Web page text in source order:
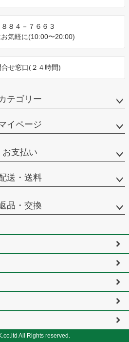
８４－７６６３
気軽に(10:00〜20:00)
合せ窓口(２４時間)
テゴリー
イページ
お支払い
送・送料
品・交換
All Rights reserved.